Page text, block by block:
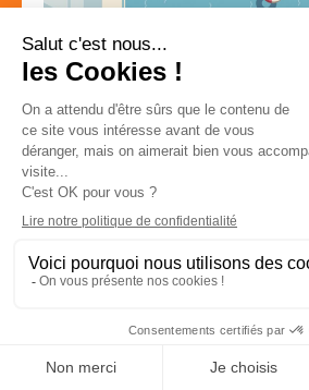
Localisation
5 CHEMIN DU JUBIN 69570 DARDILLY
Localiser la société